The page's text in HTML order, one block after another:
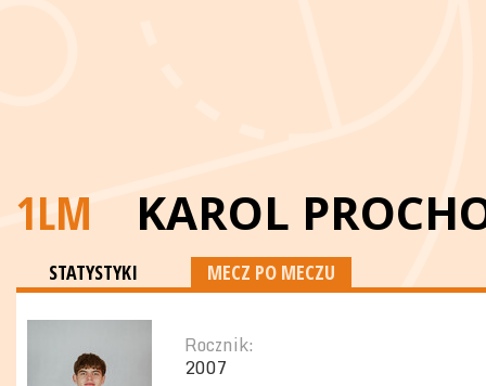
1LM KAROL
STATYSTYKI MECZ PO MECZU
Rocznik:
2007